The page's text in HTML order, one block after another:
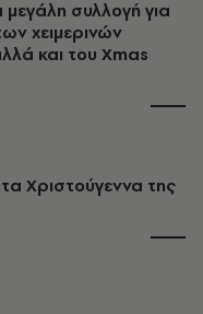
συλλογή για
χειμερινών
και του Xmas
Χριστούγεννα της